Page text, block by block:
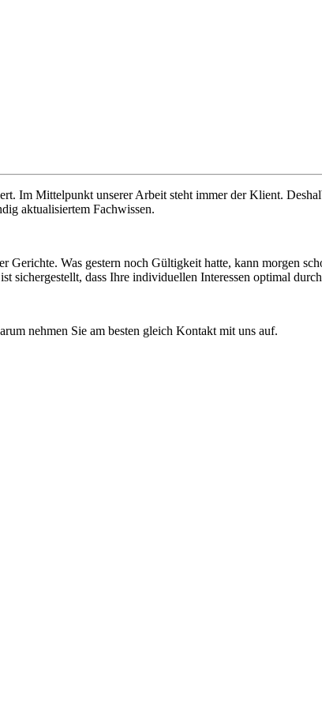
Im Mittelpunkt unserer Arbeit steht immer der Klient.
aktualisiertem Fachwissen.
Was gestern noch Gültigkeit hatte, kann morgen
sichergestellt, dass Ihre individuellen Interessen optimal
nehmen Sie am besten gleich Kontakt mit uns auf.